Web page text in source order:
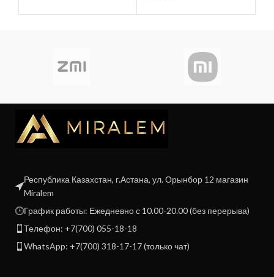
Республика Казахстан, г.Астана, ул. Орынбор 12 магазин
Miralem
График работы: Ежедневно с 10.00-20.00 (без перерыва)
Телефон: +7(700) 055-18-18
WhatsApp: +7(700) 318-17-17 (только чат)